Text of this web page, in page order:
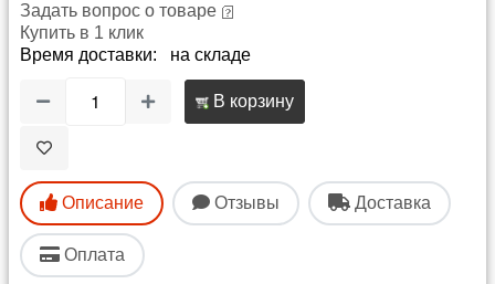
Задать вопрос о товаре
Купить в 1 клик
Время доставки: на складе
В корзину
Описание Отзывы Доставка
Оплата